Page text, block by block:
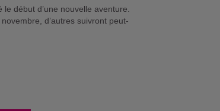
début d’une nouvelle aventure.
d’autres suivront peut-